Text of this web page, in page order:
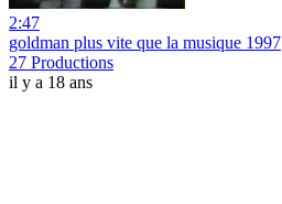
2:47
goldman plus vite que la musique 1997
27 Productions
il y a 18 ans